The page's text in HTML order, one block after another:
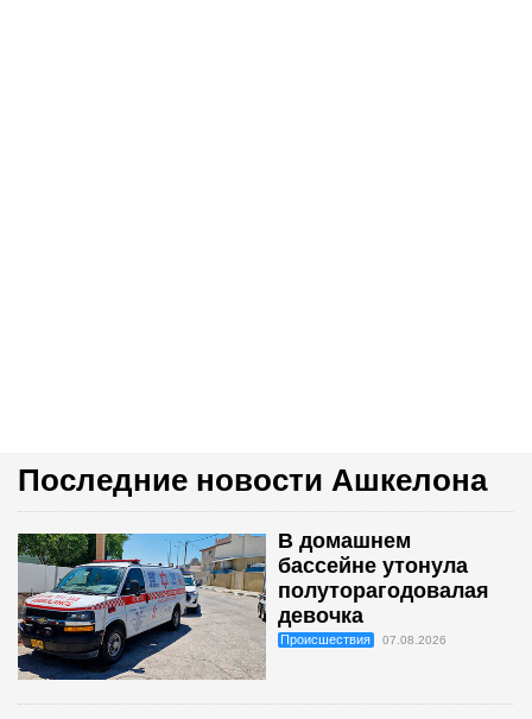
Последние новости Ашкелона
В домашнем
бассейне утонула
полуторагодовалая
девочка
Происшествия 07.08.2026